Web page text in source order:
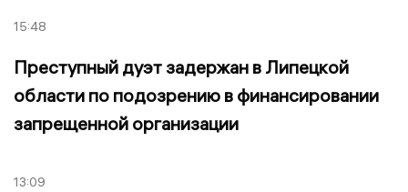
15:48
Преступный дуэт задержан в Липецкой
области по подозрению в финансировании
запрещенной организации
13:09